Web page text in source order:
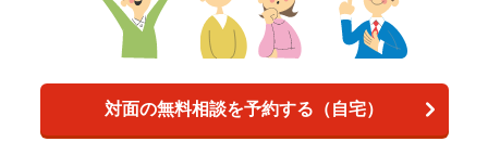
対面の無料相談を予約する（自宅）